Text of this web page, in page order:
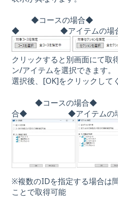
◆コースの場合◆ ◆
◆ ◆アイテムの場
クリックすると別画面にて取
ン/アイテムを選択できます。
選択後、[OK]をクリックして
◆コースの場合◆
合◆ ◆アイテムの
※複数のIDを指定する場合は
ことで取得可能